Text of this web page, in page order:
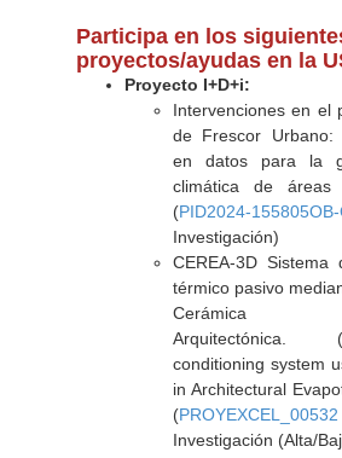
Participa en los
proyectos/ayudas en la
Proyecto I+D+i:
Intervenciones en el
de Frescor Urbano:
en datos para la
climática de áreas
(PID2024-155805OB-
Investigación)
CEREA-3D Sistema
térmico pasivo
Cerámica
Arquitectónica.
conditioning system
in Architectural
(PROYEXCEL_00532
Investigación (Alta/